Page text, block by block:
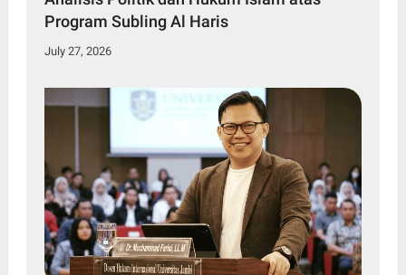
Program Subling Al Haris
July 27, 2026